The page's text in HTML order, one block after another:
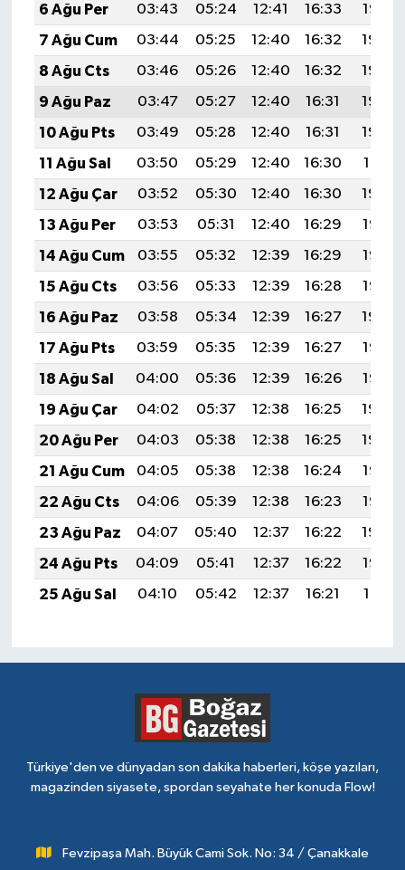
6 Ağu Per
03:43 05:24 12:41 16:33
19:47
7 Ağu Cum
03:44 05:25 12:40 16:32
19:46
8 Ağu Cts
03:46 05:26 12:40 16:32
19:45
9 Ağu Paz
03:47 05:27 12:40 16:31
19:44
10 Ağu Pts
03:49 05:28 12:40 16:31
19:42
11 Ağu Sal
03:50 05:29 12:40 16:30
19:41
12 Ağu Çar
03:52 05:30 12:40 16:30
19:40
13 Ağu Per
03:53 05:31 12:40 16:29
19:38
14 Ağu Cum
03:55 05:32 12:39 16:29
19:37
15 Ağu Cts
03:56 05:33 12:39 16:28
19:36
16 Ağu Paz
03:58 05:34 12:39 16:27
19:34
17 Ağu Pts
03:59 05:35 12:39 16:27
19:33
18 Ağu Sal
04:00 05:36 12:39 16:26
19:32
19 Ağu Çar
04:02 05:37 12:38 16:25
19:30
20 Ağu Per
04:03 05:38 12:38 16:25
19:29
21 Ağu Cum
04:05 05:38 12:38 16:24
19:27
22 Ağu Cts
04:06 05:39 12:38 16:23
19:26
23 Ağu Paz
04:07 05:40 12:37 16:22
19:24
24 Ağu Pts
04:09 05:41 12:37 16:22
19:23
25 Ağu Sal
04:10 05:42 12:37 16:21 19:21
Türkiye'den ve dünyadan son dakika haberleri, köşe yazıları,
magazinden siyasete, spordan seyahate her konuda Flow!
Fevzipaşa Mah. Büyük Cami Sok. No: 34 / Çanakkale